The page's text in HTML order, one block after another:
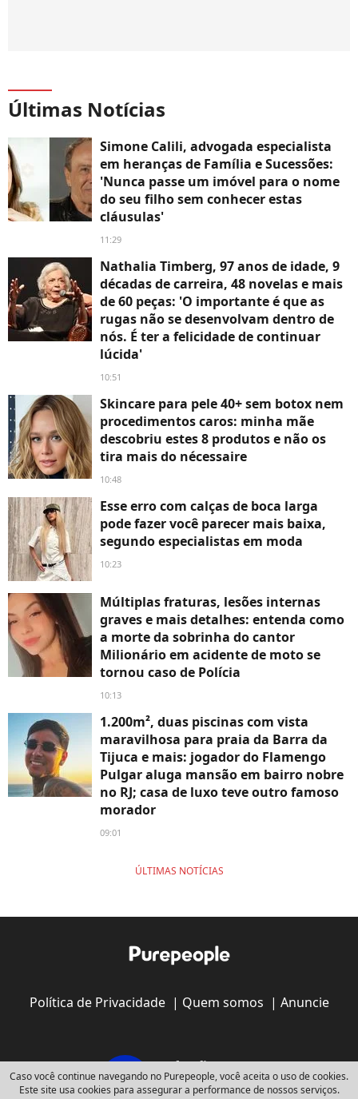
Últimas Notícias
Simone Calili, advogada especialista
em heranças de Família e Sucessões:
'Nunca passe um imóvel para o nome
do seu filho sem conhecer estas
cláusulas'
11:29
Nathalia Timberg, 97 anos de idade, 9
décadas de carreira, 48 novelas e mais
de 60 peças: 'O importante é que as
rugas não se desenvolvam dentro de
nós. É ter a felicidade de continuar
lúcida'
10:51
Skincare para pele 40+ sem botox nem
procedimentos caros: minha mãe
descobriu estes 8 produtos e não os
tira mais do nécessaire
10:48
Esse erro com calças de boca larga
pode fazer você parecer mais baixa,
segundo especialistas em moda
10:23
Múltiplas fraturas, lesões internas
graves e mais detalhes: entenda como
a morte da sobrinha do cantor
Milionário em acidente de moto se
tornou caso de Polícia
10:13
1.200m², duas piscinas com vista
maravilhosa para praia da Barra da
Tijuca e mais: jogador do Flamengo
Pulgar aluga mansão em bairro nobre
no RJ; casa de luxo teve outro famoso
morador
09:01
ÚLTIMAS NOTÍCIAS
Política de Privacidade| Quem somos | Anuncie
Caso você continue navegando no Purepeople, você aceita o uso de cookies.
Este site usa cookies para assegurar a performance de nossos serviços.